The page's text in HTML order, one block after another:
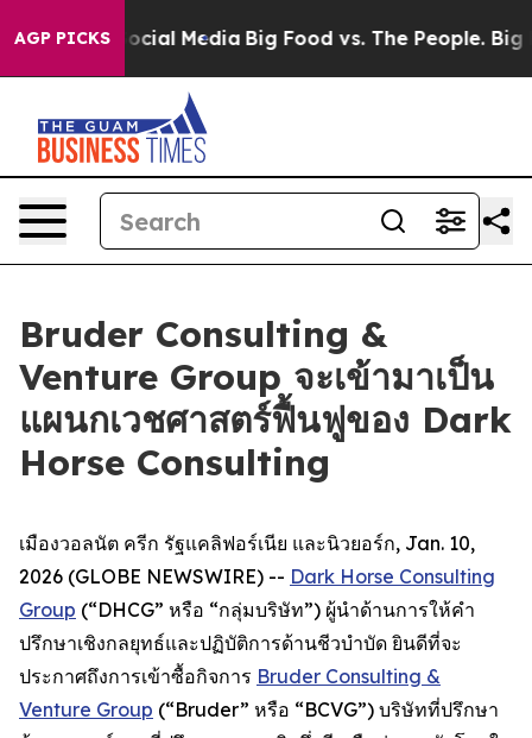
AGP PICKS
on Social Media Big Food vs. The People. Big
Bruder Consulting &
Venture Group จะเข้ามาเป็น
แผนกเวชศาสตร์ฟื้นฟูของ Dark
Horse Consulting
เมืองวอลนัต ครีก รัฐแคลิฟอร์เนีย และนิวยอร์ก, Jan. 10,
2026 (GLOBE NEWSWIRE) -- Dark Horse Consulting
Group (“DHCG” หรือ “กลุ่มบริษัท”) ผู้นำด้านการให้คำ
ปรึกษาเชิงกลยุทธ์และปฏิบัติการด้านชีวบำบัด ยินดีที่จะ
ประกาศถึงการเข้าซื้อกิจการ Bruder Consulting &
Venture Group (“Bruder” หรือ “BCVG”) บริษัทที่ปรึกษา